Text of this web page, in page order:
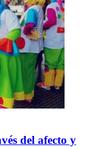
del afecto y